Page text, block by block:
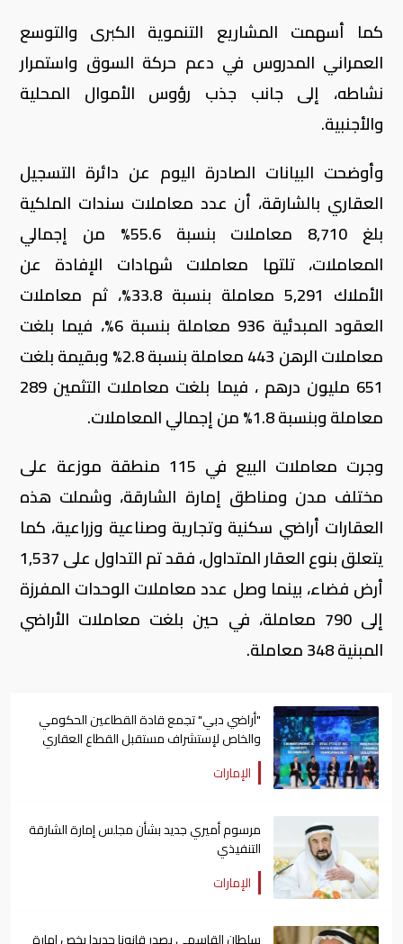
كما أسهمت المشاريع التنموية الكبرى والتوسع
العمراني المدروس في دعم حركة السوق واستمرار
نشاطه، إلى جانب جذب رؤوس الأموال المحلية
والأجنبية.
وأوضحت البيانات الصادرة اليوم عن دائرة التسجيل
العقاري بالشارقة، أن عدد معاملات سندات الملكية
بلغ 8,710 معاملات بنسبة 55.6% من إجمالي
المعاملات، تلتها معاملات شهادات الإفادة عن
الأملاك 5,291 معاملة بنسبة 33.8%، ثم معاملات
العقود المبدئية 936 معاملة بنسبة 6%، فيما بلغت
معاملات الرهن 443 معاملة بنسبة 2.8% وبقيمة بلغت
651 مليون درهم ، فيما بلغت معاملات التثمين 289
معاملة وبنسبة 1.8% من إجمالي المعاملات.
وجرت معاملات البيع في 115 منطقة موزعة على
مختلف مدن ومناطق إمارة الشارقة، وشملت هذه
العقارات أراضي سكنية وتجارية وصناعية وزراعية، كما
يتعلق بنوع العقار المتداول، فقد تم التداول على 1,537
أرض فضاء، بينما وصل عدد معاملات الوحدات المفرزة
إلى 790 معاملة، في حين بلغت معاملات الأراضي
المبنية 348 معاملة.
"أراضي دبي" تجمع قادة القطاعين الحكومي
والخاص لإستشراف مستقبل القطاع العقاري
الإمارات
مرسوم أميري جديد بشأن مجلس إمارة الشارقة
التنفيذي
الإمارات